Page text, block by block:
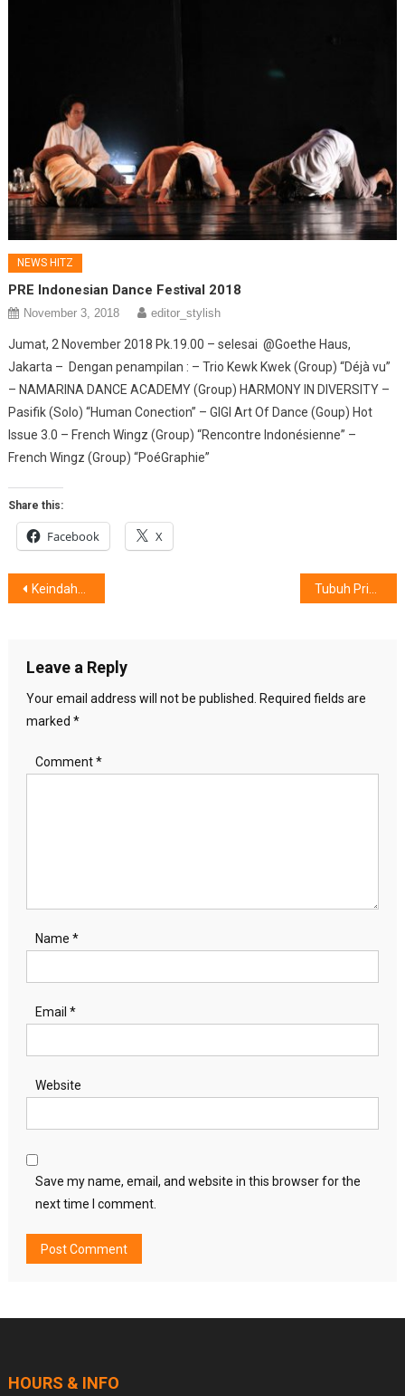
NEWS HITZ
PRE Indonesian Dance Festival 2018
November 3, 2018 editor_stylish
Jumat, 2 November 2018 Pk.19.00 – selesai @Goethe Haus,
Jakarta – Dengan penampilan : – Trio Kewk Kwek (Group) “Déjà vu”
– NAMARINA DANCE ACADEMY (Group) HARMONY IN DIVERSITY –
Pasifik (Solo) “Human Conection” – GIGI Art Of Dance (Goup) Hot
Issue 3.0 – French Wingz (Group) “Rencontre Indonésienne” –
French Wingz (Group) “PoéGraphie”
Share this:
Facebook X
Post
Keindahan Peduli dan Berbagi, Ditanamkan Sejak Usia Kanak Tubuh Prima Selama Berpuasa, Sertakan Kebaikan Susu Dan Menu Makan Pilihan
Leave a Reply
Your email address will not be published. Required fields are
marked *
Comment*
Name *
Email *
Website
Save my name, email, and website in this browser for the
next time I comment.
HOURS & INFO